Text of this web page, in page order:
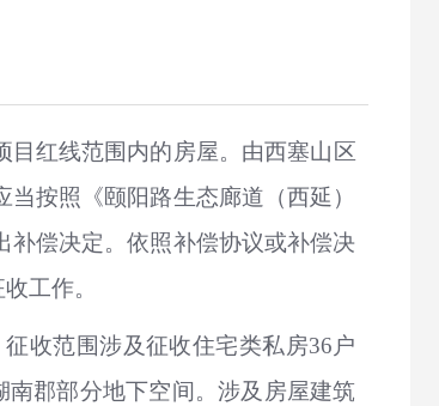
红线范围内的房屋。由西塞山区
按照《颐阳路生态廊道（西延）
补偿决定。依照补偿协议或补偿决
工作。
收范围涉及征收住宅类私房36户
南郡部分地下空间。涉及房屋建筑